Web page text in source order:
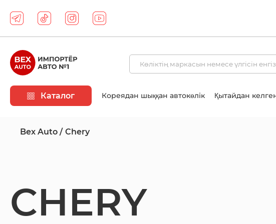
Каталог Кореядан шыққан автокөлік Қытайдан
Bex Auto Chery
CHERY